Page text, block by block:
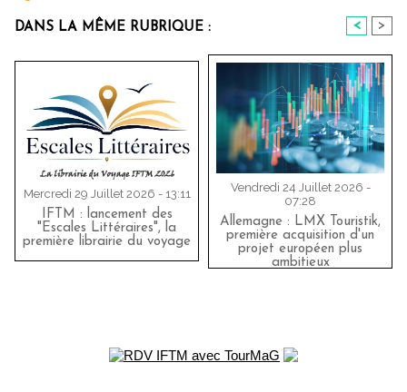
DANS LA MÊME RUBRIQUE : < >
Mercredi 29 Juillet 2026 - 13:11
IFTM : lancement des
"Escales Littéraires", la
première librairie du voyage
Vendredi 24 Juillet 2026 -
07:28
Allemagne : LMX Touristik,
première acquisition d'un
projet européen plus
ambitieux